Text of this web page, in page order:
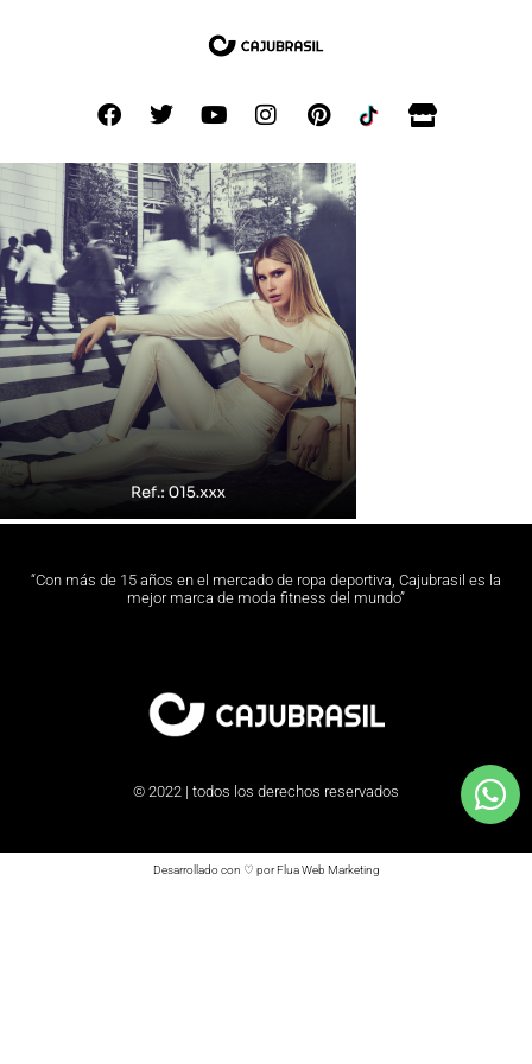
“Con más de 15 años en el mercado de ropa deportiva, Cajubrasil es la
mejor marca de moda fitness del mundo”
© 2022 | todos los derechos reservados
Desarrollado con ♡ por Flua Web Marketing